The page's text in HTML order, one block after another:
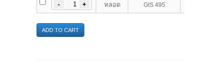
หลอด GIS 495
ADD TO CART